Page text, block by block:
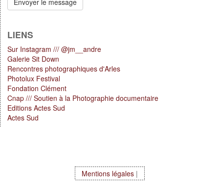
*
LIENS
Sur Instagram /// @jm__andre
Galerie Sit Down
Rencontres photographiques d'Arles
Photolux Festival
Fondation Clément
Cnap /// Soutien à la Photographie documentaire
Editions Actes Sud
Actes Sud
Mentions légales|